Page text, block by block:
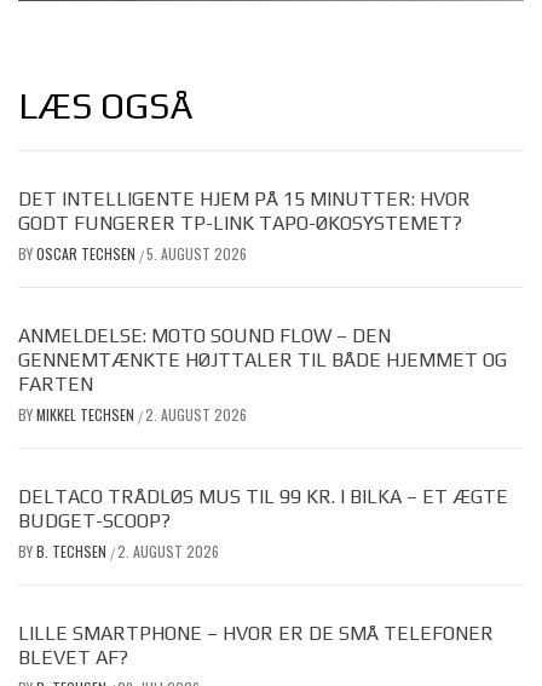
LÆS OGSÅ
DET INTELLIGENTE HJEM PÅ 15 MINUTTER: HVOR
GODT FUNGERER TP-LINK TAPO-ØKOSYSTEMET?
BYOSCAR TECHSEN /5. AUGUST 2026
ANMELDELSE: MOTO SOUND FLOW – DEN
GENNEMTÆNKTE HØJTTALER TIL BÅDE HJEMMET OG
FARTEN
BYMIKKEL TECHSEN /2. AUGUST 2026
DELTACO TRÅDLØS MUS TIL 99 KR. I BILKA – ET ÆGTE
BUDGET-SCOOP?
BYB. TECHSEN /2. AUGUST 2026
LILLE SMARTPHONE – HVOR ER DE SMÅ TELEFONER
BLEVET AF?